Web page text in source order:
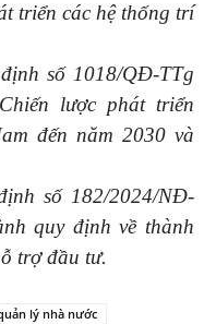
triển các hệ thống trí
số 1018/QĐ-TTg
Chiến lược phát triển
đến năm 2030 và
số 182/2024/NĐ-
quy định về thành
trợ đầu tư.
lý nhà nước